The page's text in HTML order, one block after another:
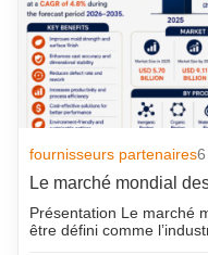
fournisseurs partenaires
Le marché mondial
Présentation Le marché
être défini comme